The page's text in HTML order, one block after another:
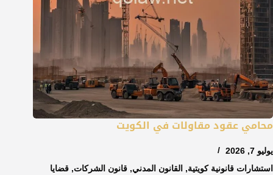
محامي عقود مقاولات في الكويت
يوليو 7, 2026
استشارات قانونية كويتية, القانون المدني, قانون الشركات, قضايا